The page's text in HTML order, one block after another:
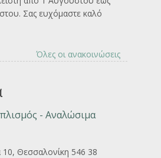
Σας ευχόμαστε καλό
Όλες οι ανακοινώσεις
- Αναλώσιμα
Θεσσαλονίκη 546 38